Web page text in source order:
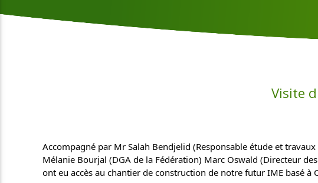
Visite
Accompagné par Mr Salah Bendjelid (Responsable étude et
Mélanie Bourjal (DGA de la Fédération) Marc Oswald (Directeur
ont eu accès au chantier de construction de notre futur IME basé à